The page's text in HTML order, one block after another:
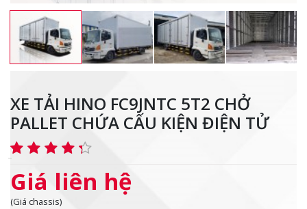
XE TẢI HINO FC9JNTC 5T2 CHỞ
PALLET CHỨA CẤU KIỆN ĐIỆN TỬ
Giá liên hệ
(Giá chassis)